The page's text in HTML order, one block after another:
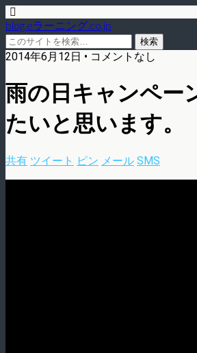
blog.eラーニング.co.jp
2014年6月12日 • コメントなし
雨の日キャンペー
たいと思います。
共有 ツイート ピン メール SMS